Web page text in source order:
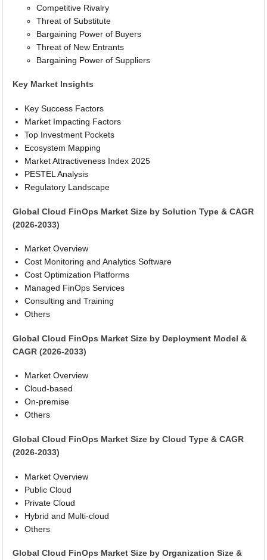
Competitive Rivalry
Threat of Substitute
Bargaining Power of Buyers
Threat of New Entrants
Bargaining Power of Suppliers
Key Market Insights
Key Success Factors
Market Impacting Factors
Top Investment Pockets
Ecosystem Mapping
Market Attractiveness Index 2025
PESTEL Analysis
Regulatory Landscape
Global Cloud FinOps Market Size by Solution Type & CAGR
(2026-2033)
Market Overview
Cost Monitoring and Analytics Software
Cost Optimization Platforms
Managed FinOps Services
Consulting and Training
Others
Global Cloud FinOps Market Size by Deployment Model &
CAGR (2026-2033)
Market Overview
Cloud-based
On-premise
Others
Global Cloud FinOps Market Size by Cloud Type & CAGR
(2026-2033)
Market Overview
Public Cloud
Private Cloud
Hybrid and Multi-cloud
Others
Global Cloud FinOps Market Size by Organization Size &